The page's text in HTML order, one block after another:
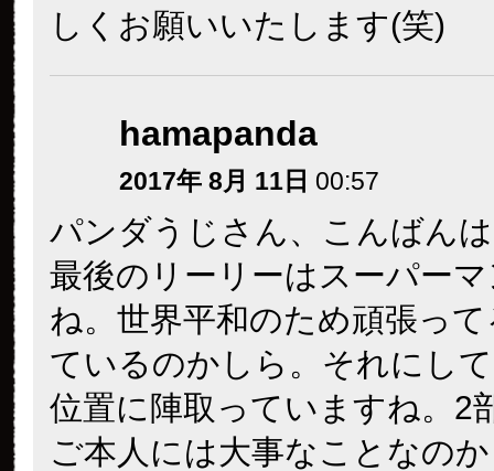
しくお願いいたします(笑)
hamapanda
2017年 8月 11日 00:57
パンダうじさん、こんばん
最後のリーリーはスーパー
ね。世界平和のため頑張っ
ているのかしら。それにし
位置に陣取っていますね。2
ご本人には大事なことなの